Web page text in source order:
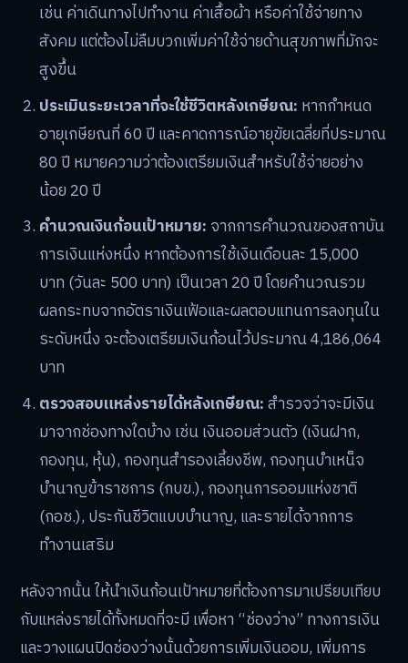
เช่น ค่าเดินทางไปทำงาน ค่าเสื้อผ้า หรือค่าใช้จ่ายทาง
สังคม แต่ต้องไม่ลืมบวกเพิ่มค่าใช้จ่ายด้านสุขภาพที่มักจะ
สูงขึ้น
ประเมินระยะเวลาที่จะใช้ชีวิตหลังเกษียณ: หากกำหนด
อายุเกษียณที่ 60 ปี และคาดการณ์อายุขัยเฉลี่ยที่ประมาณ
80 ปี หมายความว่าต้องเตรียมเงินสำหรับใช้จ่ายอย่าง
น้อย 20 ปี
คำนวณเงินก้อนเป้าหมาย: จากการคำนวณของสถาบัน
การเงินแห่งหนึ่ง หากต้องการใช้เงินเดือนละ 15,000
บาท (วันละ 500 บาท) เป็นเวลา 20 ปี โดยคำนวณรวม
ผลกระทบจากอัตราเงินเฟ้อและผลตอบแทนการลงทุนใน
ระดับหนึ่ง จะต้องเตรียมเงินก้อนไว้ประมาณ 4,186,064
บาท
ตรวจสอบแหล่งรายได้หลังเกษียณ:สำรวจว่าจะมีเงิน
มาจากช่องทางใดบ้าง เช่น เงินออมส่วนตัว (เงินฝาก,
กองทุน, หุ้น), กองทุนสำรองเลี้ยงชีพ, กองทุนบำเหน็จ
บำนาญข้าราชการ (กบข.), กองทุนการออมแห่งชาติ
(กอช.), ประกันชีวิตแบบบำนาญ, และรายได้จากการ
ทำงานเสริม
หลังจากนั้น ให้นำเงินก้อนเป้าหมายที่ต้องการมาเปรียบเทียบ
กับแหล่งรายได้ทั้งหมดที่จะมี เพื่อหา “ช่องว่าง” ทางการเงิน
และวางแผนปิดช่องว่างนั้นด้วยการเพิ่มเงินออม, เพิ่มการ